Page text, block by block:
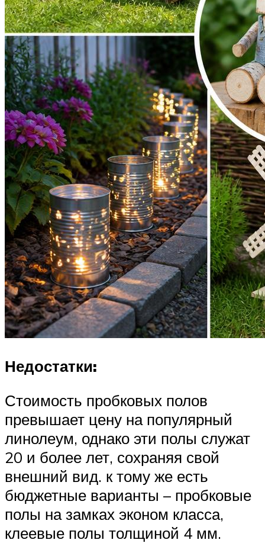
Недостатки:
Стоимость пробковых полов
превышает цену на популярный
линолеум, однако эти полы служат
20 и более лет, сохраняя свой
внешний вид. к тому же есть
бюджетные варианты – пробковые
полы на замках эконом класса,
клеевые полы толщиной 4 мм.